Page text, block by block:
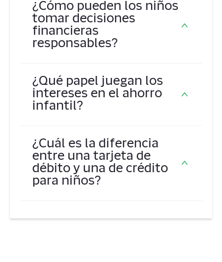
¿Cómo pueden los niños
tomar decisiones
financieras
responsables?
Enseñar a los niños a comparar
precios, hacer un presupuesto y evitar
compras impulsivas les ayuda a tomar
decisiones financieras responsables.
¿Qué papel juegan los
intereses en el ahorro
infantil?
Los intereses aumentan los ahorros
de los niños con el tiempo,
incentivándolos a mantener su dinero
en el banco y enseñándoles el valor
de la inversión.
¿Cuál es la diferencia
entre una tarjeta de
débito y una de crédito
para niños?